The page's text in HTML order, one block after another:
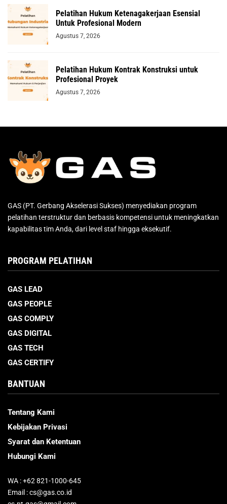
Pelatihan Hukum Ketenagakerjaan Esensial
Untuk Profesional Modern
Agustus 7, 2026
Pelatihan Hukum Kontrak Konstruksi untuk
Profesional Proyek
Agustus 7, 2026
GAS (PT. Gerbang Akselerasi Sukses) menyediakan program
pelatihan terstruktur dan berbasis kompetensi untuk meningkatkan
kapabilitas tim Anda, dari level staf hingga eksekutif.
PROGRAM PELATIHAN
GAS LEAD
GAS PEOPLE
GAS COMPLY
GAS DIGITAL
GAS TECH
GAS CERTIFY
BANTUAN
Tentang Kami
Kebijakan Privasi
Syarat dan Ketentuan
Hubungi Kami
WA : +62 821-1000-645
Email : cs@gas.co.id